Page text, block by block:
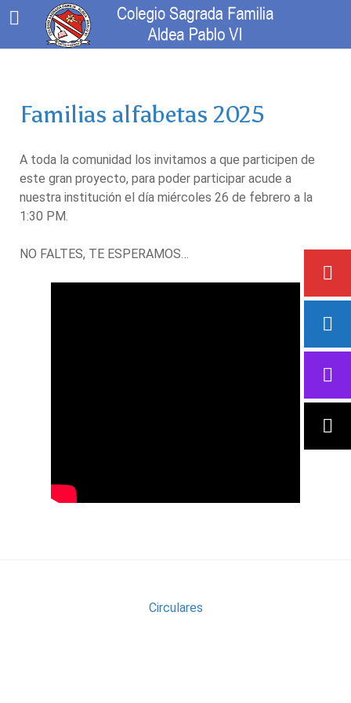
Familias alfabetas 2025
A toda la comunidad los invitamos a que participen de
este gran proyecto, para poder participar acude a
nuestra institución el día miércoles 26 de febrero a la
1:30 PM.
NO FALTES, TE ESPERAMOS…
Circulares